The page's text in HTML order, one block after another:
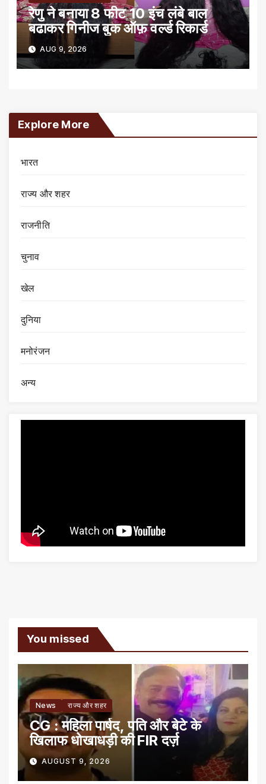
रेणु ने बनाया 8 फीट 10 इंच लंबे बाल
बढाकर गिनीज बुक ऑफ़ वर्ल्ड रिकार्ड
AUG 9, 2026
Explore More
भारत
राज्य और शहर
राजनीति
चुनाव
खेल
दुनिया
मनोरंजन
अन्य
You missed
News राज्य और शहर
CG : महिला पार्षद, पति और बेटे के
खिलाफ धोखाधड़ी की FIR दर्ज़
AUGUST 9, 2026